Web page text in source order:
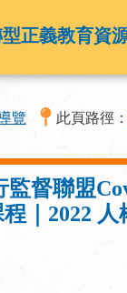
正義教育資
覽 此頁路徑：
監督聯盟
｜2022